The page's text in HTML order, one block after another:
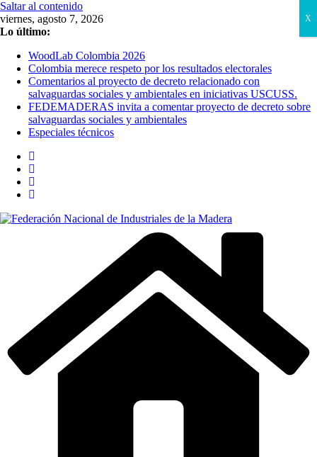
Saltar al contenido
viernes, agosto 7, 2026
Lo último:
WoodLab Colombia 2026
Colombia merece respeto por los resultados electorales
Comentarios al proyecto de decreto relacionado con
salvaguardas sociales y ambientales en iniciativas USCUSS.
FEDEMADERAS invita a comentar proyecto de decreto sobre
salvaguardas sociales y ambientales
Especiales técnicos
X